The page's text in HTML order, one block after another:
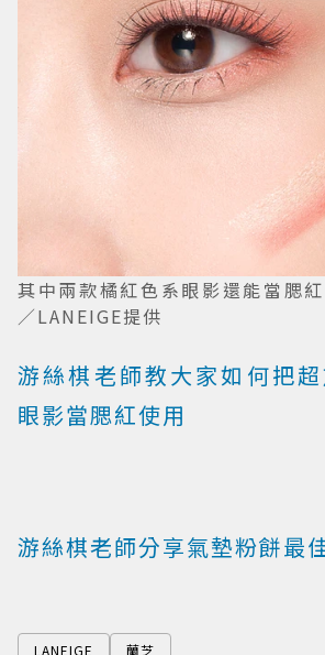
其中兩款橘紅色系眼影還能當腮
／LANEIGE提供
游絲棋老師教大家如何把
眼影當腮紅使用
游絲棋老師分享氣墊粉餅最
LANEIGE 蘭芝